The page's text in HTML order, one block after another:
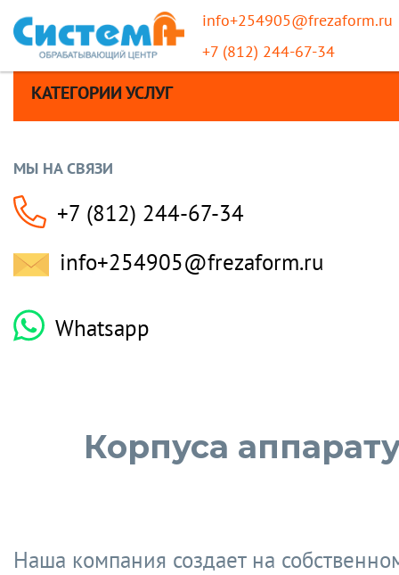
info+254905@frezaform.ru
+7 (812) 244-67-34
КАТЕГОРИИ УСЛУГ
МЫ НА СВЯЗИ
+7 (812) 244-67-34
info+254905@frezaform.ru
Whatsapp
Корпуса
Наша компания создает на